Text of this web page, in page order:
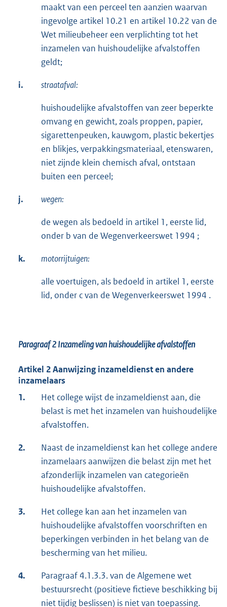
maakt van een perceel ten aanzien waarvan
ingevolge artikel 10.21 en artikel 10.22 van de
Wet milieubeheer een verplichting tot het
inzamelen van huishoudelijke afvalstoffen
geldt;
i. straatafval:
huishoudelijke afvalstoffen van zeer beperkte
omvang en gewicht, zoals proppen, papier,
sigarettenpeuken, kauwgom, plastic bekertjes
en blikjes, verpakkingsmateriaal, etenswaren,
niet zijnde klein chemisch afval, ontstaan
buiten een perceel;
j. wegen:
de wegen als bedoeld in artikel 1, eerste lid,
onder b van de Wegenverkeerswet 1994 ;
k. motorrijtuigen:
alle voertuigen, als bedoeld in artikel 1, eerste
lid, onder c van de Wegenverkeerswet 1994 .
Paragraaf 2Inzameling van huishoudelijke afvalstoffen
Artikel 2 Aanwijzing inzameldienst en andere
inzamelaars
1.
Het college wijst de inzameldienst aan, die
belast is met het inzamelen van huishoudelijke
afvalstoffen.
2.
Naast de inzameldienst kan het college andere
inzamelaars aanwijzen die belast zijn met het
afzonderlijk inzamelen van categorieën
huishoudelijke afvalstoffen.
3.
Het college kan aan het inzamelen van
huishoudelijke afvalstoffen voorschriften en
beperkingen verbinden in het belang van de
bescherming van het milieu.
4.
Paragraaf 4.1.3.3. van de Algemene wet
bestuursrecht (positieve fictieve beschikking bij
niet tijdig beslissen) is niet van toepassing.